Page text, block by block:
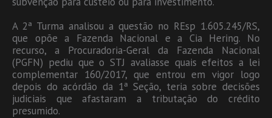
A 2ª Turma analisou a questão no REsp 1.605.245/RS,
que opõe a Fazenda Nacional e a Cia Hering. No
recurso, a Procuradoria-Geral da Fazenda Nacional
(PGFN) pediu que o STJ avaliasse quais efeitos a lei
complementar 160/2017, que entrou em vigor logo
depois do acórdão da 1ª Seção, teria sobre decisões
judiciais que afastaram a tributação do crédito
presumido.